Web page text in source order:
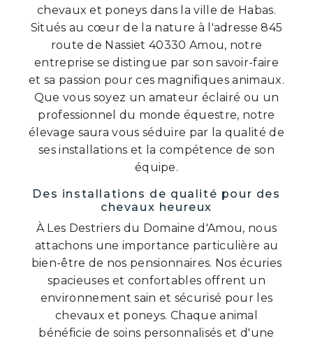
chevaux et poneys dans la ville de Habas.
Situés au cœur de la nature à l'adresse 845
route de Nassiet 40330 Amou, notre
entreprise se distingue par son savoir-faire
et sa passion pour ces magnifiques animaux.
Que vous soyez un amateur éclairé ou un
professionnel du monde équestre, notre
élevage saura vous séduire par la qualité de
ses installations et la compétence de son
équipe.
Des installations de qualité pour des
chevaux heureux
À Les Destriers du Domaine d'Amou, nous
attachons une importance particulière au
bien-être de nos pensionnaires. Nos écuries
spacieuses et confortables offrent un
environnement sain et sécurisé pour les
chevaux et poneys. Chaque animal
bénéficie de soins personnalisés et d'une